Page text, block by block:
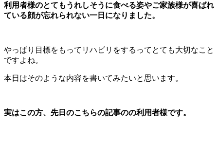
利用者様のとてもうれしそうに食べる姿やご家族様が喜ばれ
ている顔が忘れられない一日になりました。
やっぱり目標をもってリハビリをするってとても大切なこと
ですよね。
本日はそのような内容を書いてみたいと思います。
実はこの方、先日のこちらの記事のの利用者様です。